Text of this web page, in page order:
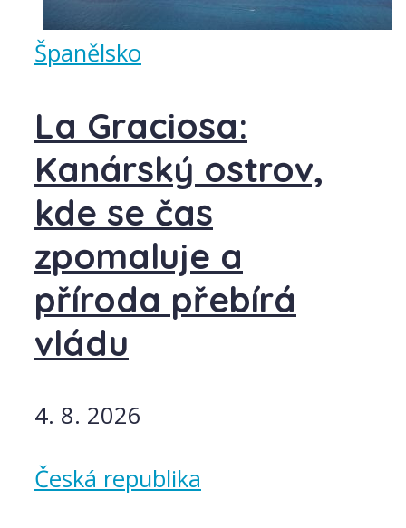
Španělsko
La Graciosa:
Kanárský ostrov,
kde se čas
zpomaluje a
příroda přebírá
vládu
4. 8. 2026
Česká republika